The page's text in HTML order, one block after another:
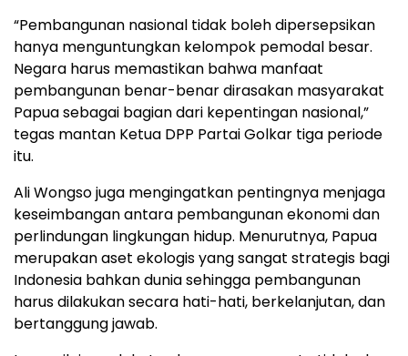
“Pembangunan nasional tidak boleh dipersepsikan
hanya menguntungkan kelompok pemodal besar.
Negara harus memastikan bahwa manfaat
pembangunan benar-benar dirasakan masyarakat
Papua sebagai bagian dari kepentingan nasional,”
tegas mantan Ketua DPP Partai Golkar tiga periode
itu.
Ali Wongso juga mengingatkan pentingnya menjaga
keseimbangan antara pembangunan ekonomi dan
perlindungan lingkungan hidup. Menurutnya, Papua
merupakan aset ekologis yang sangat strategis bagi
Indonesia bahkan dunia sehingga pembangunan
harus dilakukan secara hati-hati, berkelanjutan, dan
bertanggung jawab.